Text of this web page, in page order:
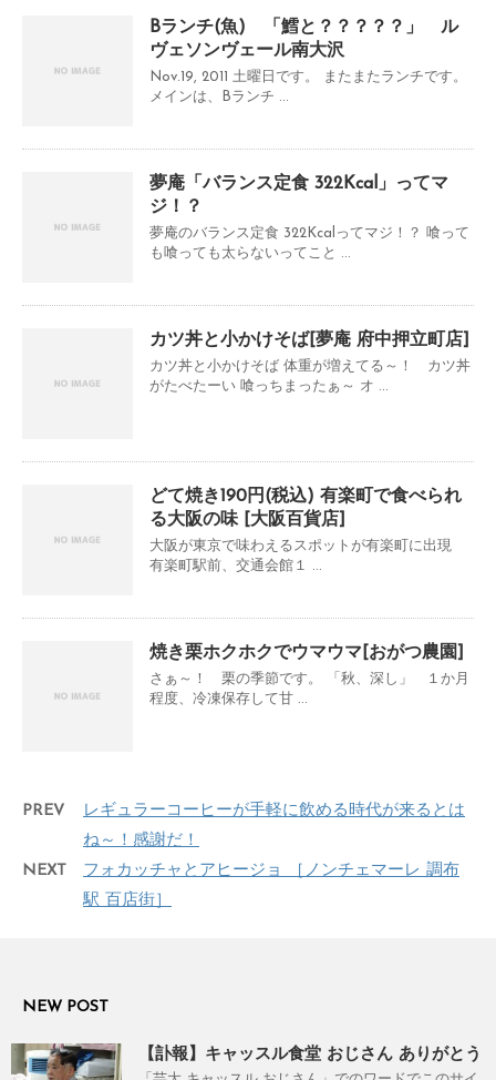
Bランチ(魚) 「鱈と？？？？？」 ル
ヴェソンヴェール南大沢
Nov.19, 2011 土曜日です。 またまたランチです。
メインは、Bランチ ...
夢庵「バランス定食 322Kcal」ってマ
ジ！？
夢庵のバランス定食 322Kcalってマジ！？ 喰って
も喰っても太らないってこと ...
カツ丼と小かけそば[夢庵 府中押立町店]
カツ丼と小かけそば 体重が増えてる～！ カツ丼
がたべたーい 喰っちまったぁ～ オ ...
どて焼き190円(税込) 有楽町で食べられ
る大阪の味 [大阪百貨店]
大阪が東京で味わえるスポットが有楽町に出現
有楽町駅前、交通会館１ ...
焼き栗ホクホクでウマウマ[おがつ農園]
さぁ～！ 栗の季節です。 「秋、深し」 １か月
程度、冷凍保存して甘 ...
PREV
レギュラーコーヒーが手軽に飲める時代が来るとは
ね～！感謝だ！
NEXT
フォカッチャとアヒージョ ［ノンチェマーレ 調布
駅 百店街］
NEW POST
【訃報】キャッスル食堂 おじさん ありがとう